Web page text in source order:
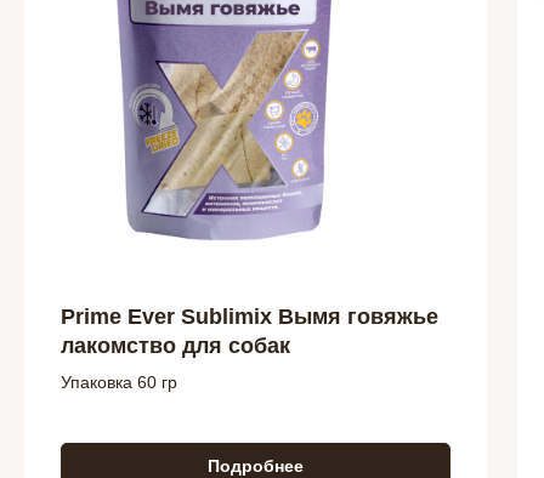
Prime Ever Sublimix Вымя говяжье
лакомство для собак
Упаковка 60 гр
Подробнее